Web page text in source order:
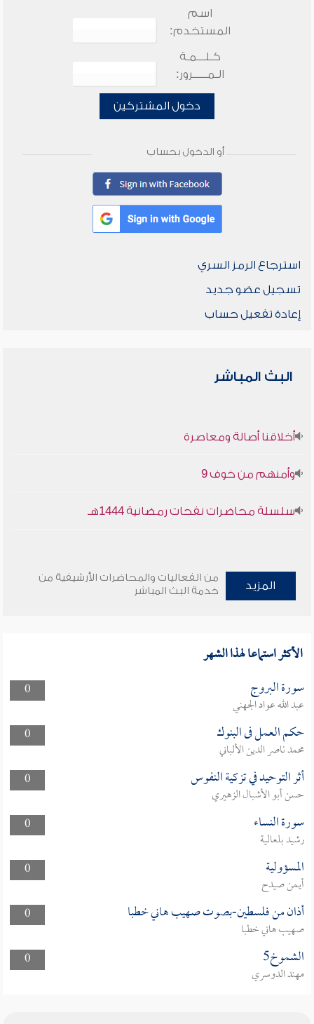
اسم
المستخدم:
كـلـــمـة
الـمـــــرور:
دخول المشتركين
أو الدخول بحساب
استرجاع الرمز السري
تسجيل عضو جديد
إعادة تفعيل حساب
البث المباشر
أخلاقنا أصالة ومعاصرة
وأمنهم من خوف 9
سلسلة محاضرات نفحات رمضانية 1444هـ
المزيد
من الفعاليات والمحاضرات الأرشيفية من
خدمة البث المباشر
الأكثر استماعا لهذا الشهر
0 سورة البروج
عبد الله عواد الجهني
0
حكم العمل فى البنوك
محمد ناصر الدين الألباني
0
أثر التوحيد في تزكية النفوس
حسن أبو الأشبال الزهيري
0
سورة النساء
رشيد بلعالية
0
المسؤولية
أيمن صيدح
0
أذان من فلسطين-بصوت صهيب هاني خطبا
صهيب هاني خطبا
0
الشموخ5
مهند الدوسري